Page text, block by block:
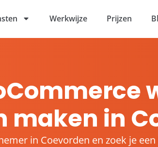
Werkwijze Prijzen
maken in
in Coevorden en zoek je